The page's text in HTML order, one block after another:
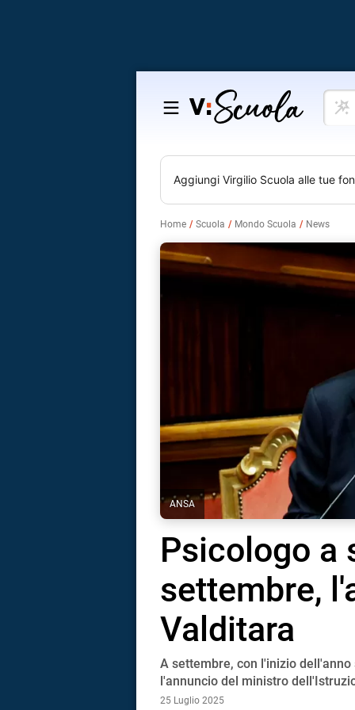
Salta
contenuto
Cosa
vuoi
Aggiungi Virgilio Scuola alle tue
Home Scuola Mondo Scuola News
ANSA
Psicologo a
settembre,
Valditara
A settembre, con l'inizio
l'annuncio del ministro
25 Luglio 2025